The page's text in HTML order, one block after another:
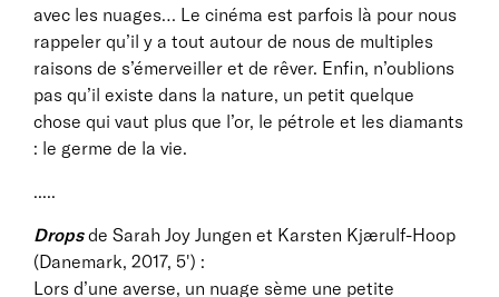
avec les nuages… Le cinéma est parfois là pour nous
rappeler qu’il y a tout autour de nous de multiples
raisons de s’émerveiller et de rêver. Enfin, n’oublions
pas qu’il existe dans la nature, un petit quelque
chose qui vaut plus que l’or, le pétrole et les diamants
: le germe de la vie.
.....
Dropsde Sarah Joy Jungen et Karsten Kjærulf-Hoop
(Danemark, 2017, 5') :
Lors d’une averse, un nuage sème une petite